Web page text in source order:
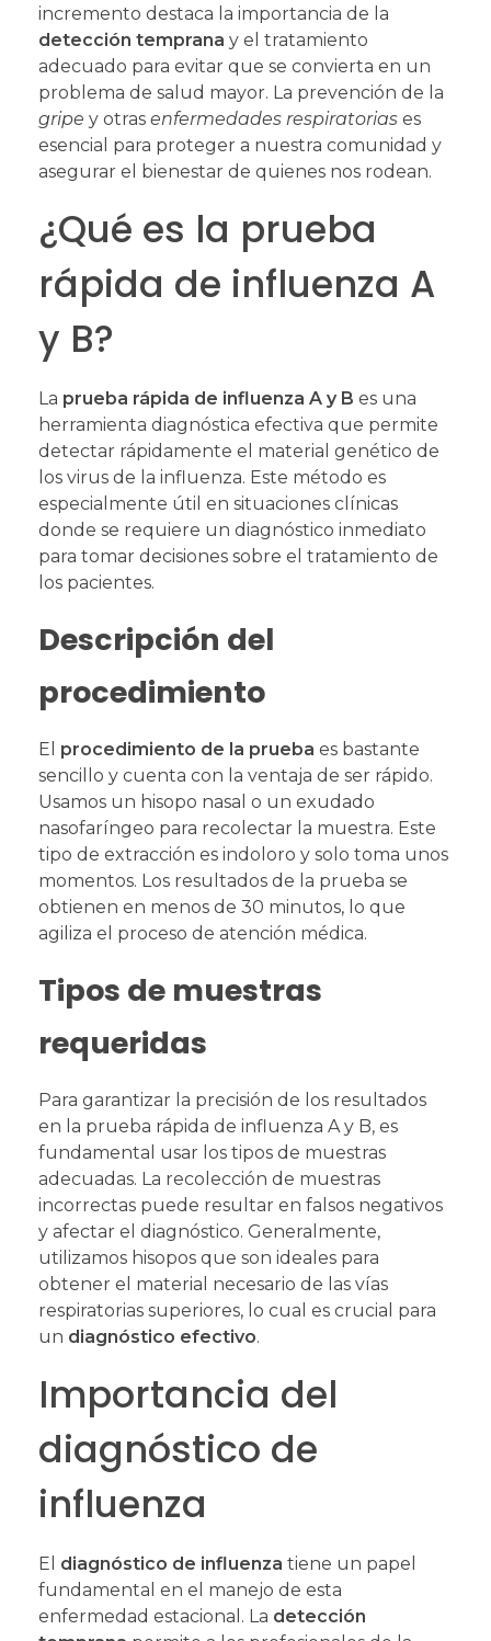
incremento destaca la importancia de la
detección temprana y el tratamiento
adecuado para evitar que se convierta en un
problema de salud mayor. La prevención de la
gripe y otras enfermedades respiratorias es
esencial para proteger a nuestra comunidad y
asegurar el bienestar de quienes nos rodean.
¿Qué es la prueba
rápida de influenza A
y B?
La prueba rápida de influenza A y B es una
herramienta diagnóstica efectiva que permite
detectar rápidamente el material genético de
los virus de la influenza. Este método es
especialmente útil en situaciones clínicas
donde se requiere un diagnóstico inmediato
para tomar decisiones sobre el tratamiento de
los pacientes.
Descripción del
procedimiento
El procedimiento de la prueba es bastante
sencillo y cuenta con la ventaja de ser rápido.
Usamos un hisopo nasal o un exudado
nasofaríngeo para recolectar la muestra. Este
tipo de extracción es indoloro y solo toma unos
momentos. Los resultados de la prueba se
obtienen en menos de 30 minutos, lo que
agiliza el proceso de atención médica.
Tipos de muestras
requeridas
Para garantizar la precisión de los resultados
en la prueba rápida de influenza A y B, es
fundamental usar los tipos de muestras
adecuadas. La recolección de muestras
incorrectas puede resultar en falsos negativos
y afectar el diagnóstico. Generalmente,
utilizamos hisopos que son ideales para
obtener el material necesario de las vías
respiratorias superiores, lo cual es crucial para
un diagnóstico efectivo.
Importancia del
diagnóstico de
influenza
El diagnóstico de influenza tiene un papel
fundamental en el manejo de esta
enfermedad estacional. La detección